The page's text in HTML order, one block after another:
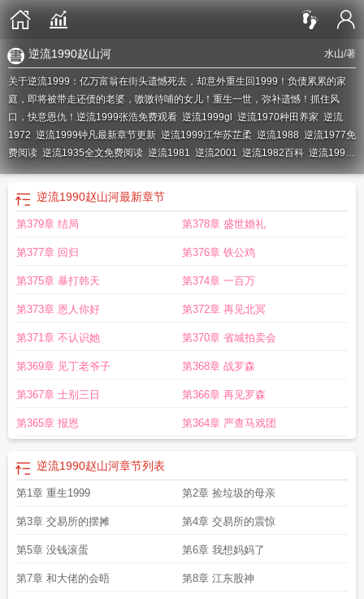
水山/著
逆流1990赵山河
关于逆流1999：亿万富翁在街头遗憾死去，却意外重生回1999！负债累累的家
庭，即将被带走还债的老婆，嗷嗷待哺的女儿！重生一世，弥补遗憾！抓住风
口，快意恩仇！ 逆流1999张浩免费观看 逆流1999gl 逆流1970种田养家 逆流
1972 逆流1999钟凡最新章节更新 逆流1999江华苏芷柔 逆流1988 逆流1977免
费阅读 逆流1935全文免费阅读 逆流1981 逆流2001 逆流1982百科 逆流1992
枭雄崛起短剧在线观看逆流1977笔趣阁逆流1999 愤怒的小乌完本感言逆流
1999重返野性时代
逆流1992 逆流1988花痴女重塑女王短剧
流1982免费全文阅读
1982TXT全本逆流1982段云全文免费 逆流1992短剧免费观看
活逆流1983我的香江岁月 逆流1982段云几个老婆 逆流1990赵山河
王潇洒全文免费阅读
逆流1983笔趣阁最新章节
费阅读
逆流1990赵山河最新章节
第379章 结局 第378章 盛世婚礼
第377章 回归 第376章 铁公鸡
第375章 暴打韩天 第374章 一百万
第373章 恩人你好 第372章 再见北冥
第371章 不认识她 第370章 省城拍卖会
第369章 见丁老爷子 第368章 战罗森
第367章 士别三日 第366章 再见罗森
第365章 报恩 第364章 严查马戏团
逆流1990赵山河章节列表
第1章 重生1999 第2章 捡垃圾的母亲
第3章 交易所的摆摊 第4章 交易所的震惊
第5章 没钱滚蛋 第6章 我想妈妈了
第7章 和大佬的会晤 第8章 江东股神